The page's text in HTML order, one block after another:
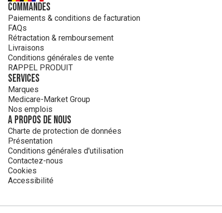
Commandes
Paiements & conditions de facturation
FAQs
Rétractation & remboursement
Livraisons
Conditions générales de vente
RAPPEL PRODUIT
Services
Marques
Medicare-Market Group
Nos emplois
A propos de nous
Charte de protection de données
Présentation
Conditions générales d'utilisation
Contactez-nous
Cookies
Accessibilité